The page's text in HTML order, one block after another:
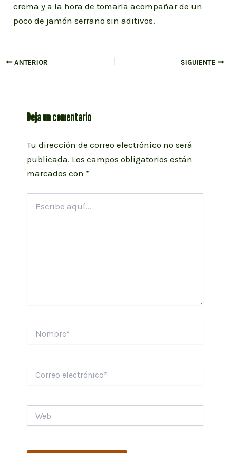
crema y a la hora de tomarla acompañar de un
poco de jamón serrano sin aditivos.
Navegación
ANTERIOR SIGUIENTE
Deja un comentario
Tu dirección de correo electrónico no será
publicada. Los campos obligatorios están
marcados con *
aquí...
electrónico*